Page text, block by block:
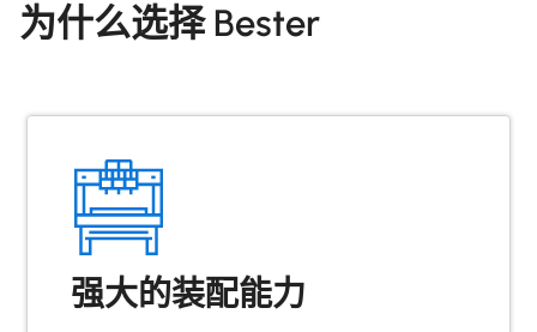
为什么选择 Bester
强大的装配能力